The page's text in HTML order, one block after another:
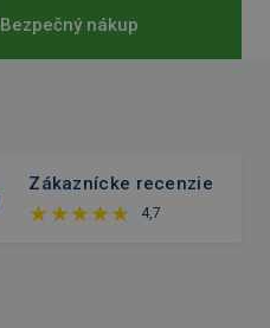
Bezpečný nákup
Zákaznícke recenzie
4,7